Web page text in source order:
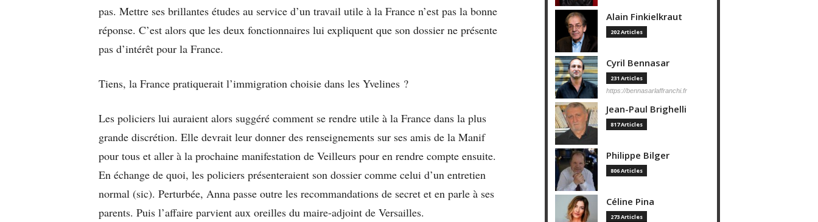
pas. Mettre ses brillantes études au service d’un travail utile à la France n’est pas la bonne
réponse. C’est alors que les deux fonctionnaires lui expliquent que son dossier ne présente
pas d’intérêt pour la France.
Tiens, la France pratiquerait l’immigration choisie dans les Yvelines ?
Les policiers lui auraient alors suggéré comment se rendre utile à la France dans la plus
grande discrétion. Elle devrait leur donner des renseignements sur ses amis de la Manif
pour tous et aller à la prochaine manifestation de Veilleurs pour en rendre compte ensuite.
En échange de quoi, les policiers présenteraient son dossier comme celui d’un entretien
normal (sic). Perturbée, Anna passe outre les recommandations de secret et en parle à ses
parents. Puis l’affaire parvient aux oreilles du maire-adjoint de Versailles.
Alain Finkielkraut
202 Articles
Cyril Bennasar
231 Articles
https://bennasarlaffranchi.fr
Jean-Paul Brighelli
817 Articles
Philippe Bilger
806 Articles
Céline Pina
273 Articles